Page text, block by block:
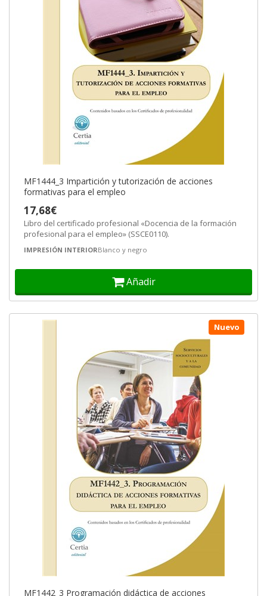
MF1444_3 Impartición y tutorización de acciones
formativas para el empleo
17,68€
Libro del certificado profesional «Docencia de la formación
profesional para el empleo» (SSCE0110).
IMPRESIÓN INTERIORBlanco y negro
Añadir
MF1442_3 Programación didáctica de acciones
Nuevo